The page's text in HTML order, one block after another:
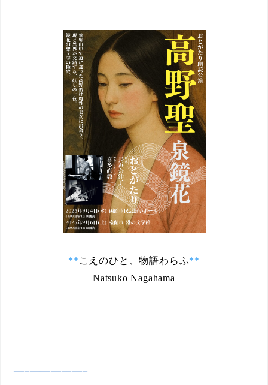
** こえのひと、物語わらふ**
Natsuko Nagahama